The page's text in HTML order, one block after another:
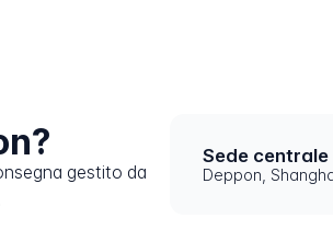
gestito da
Sede centrale
Deppon,